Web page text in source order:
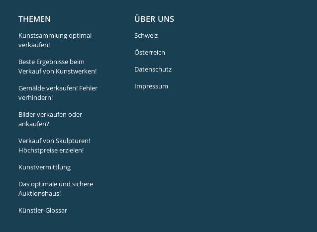
THEMEN
Kunstsammlung optimal
verkaufen!
Beste Ergebnisse beim
Verkauf von Kunstwerken!
Gemälde verkaufen! Fehler
verhindern!
Bilder verkaufen oder
ankaufen?
Verkauf von Skulpturen!
Höchstpreise erzielen!
Kunstvermittlung
Das optimale und sichere
Auktionshaus!
Künstler-Glossar
ÜBER UNS
Schweiz
Österreich
Datenschutz
Impressum